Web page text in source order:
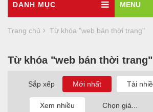
DANH MỤC MENU
Trang chủ Từ khóa "web bán thời trang"
Từ khóa "web bán thời trang"
Sắp xếp